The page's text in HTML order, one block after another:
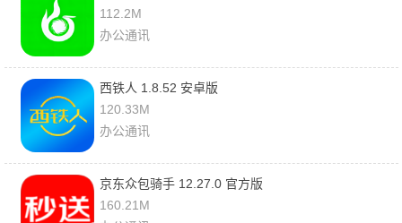
112.2M
办公通讯
西铁人 1.8.52 安卓版
120.33M
办公通讯
京东众包骑手 12.27.0 官方版
160.21M